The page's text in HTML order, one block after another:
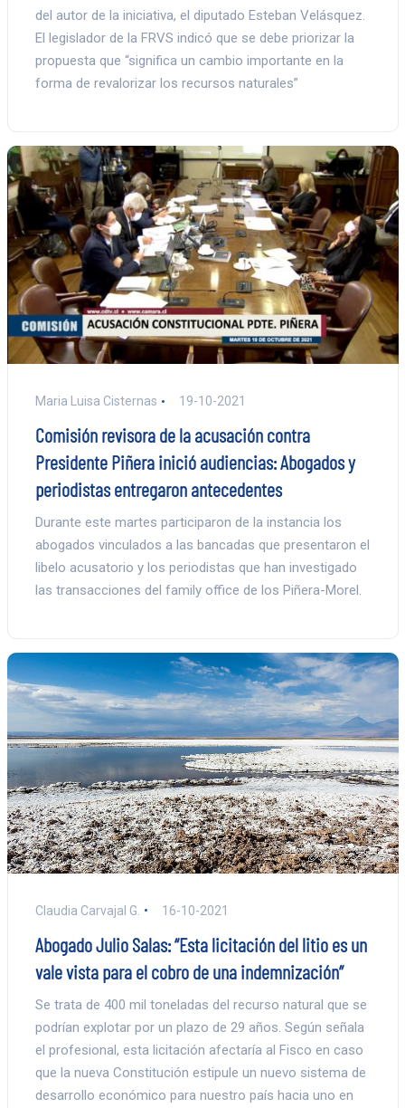
del autor de la iniciativa, el diputado Esteban Velásquez.
El legislador de la FRVS indicó que se debe priorizar la
propuesta que “significa un cambio importante en la
forma de revalorizar los recursos naturales”
Maria Luisa Cisternas 19-10-2021
Comisión revisora de la acusación contra
Presidente Piñera inició audiencias: Abogados y
periodistas entregaron antecedentes
Durante este martes participaron de la instancia los
abogados vinculados a las bancadas que presentaron el
libelo acusatorio y los periodistas que han investigado
las transacciones del family office de los Piñera-Morel.
Claudia Carvajal G. 16-10-2021
Abogado Julio Salas: “Esta licitación del litio es un
vale vista para el cobro de una indemnización”
Se trata de 400 mil toneladas del recurso natural que se
podrían explotar por un plazo de 29 años. Según señala
el profesional, esta licitación afectaría al Fisco en caso
que la nueva Constitución estipule un nuevo sistema de
desarrollo económico para nuestro país hacia uno en